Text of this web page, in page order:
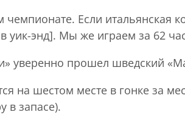
чемпионате. Если
уик-энд]. Мы же играем за 62
уверенно прошел шведский
на шестом месте в гонке за
в запасе).